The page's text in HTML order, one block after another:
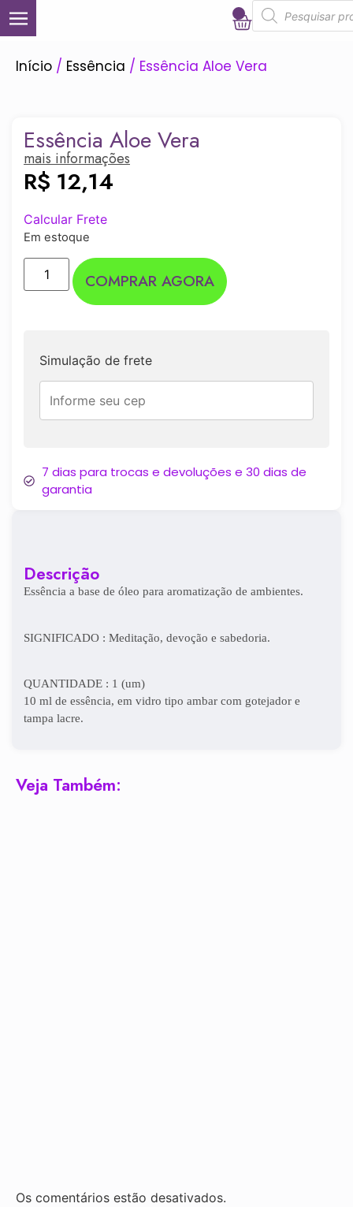
Início / Essência / Essência Aloe Vera
Descrição
Essência a base de óleo para aromatização de ambientes.
SIGNIFICADO : Meditação, devoção e sabedoria.
QUANTIDADE : 1 (um)
10 ml de essência, em vidro tipo ambar com gotejador e
tampa lacre.
Essência Aloe Vera
mais informações
R$ 12,14
Calcular Frete
Em estoque
COMPRAR AGORA
Simulação de frete
7 dias para trocas e devoluções e 30 dias de
garantia
Veja Também:
Os comentários estão desativados.